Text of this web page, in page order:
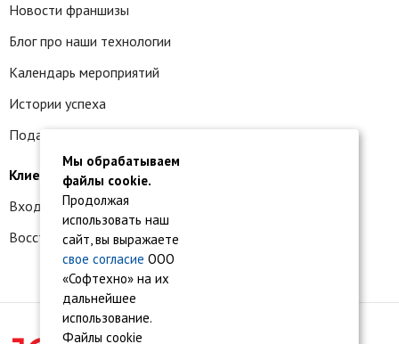
Новости франшизы
Блог про наши технологии
Календарь мероприятий
Истории успеха
Подать заявку на франшизу
Клиентам
Вход в личный кабинет
Восстановление доступа к сервису 1С:БО
Мы обрабатываем
файлы cookie.
Продолжая
использовать наш
сайт, вы выражаете
свое согласие ООО
«Софтехно» на их
дальнейшее
использование.
Файлы cookie